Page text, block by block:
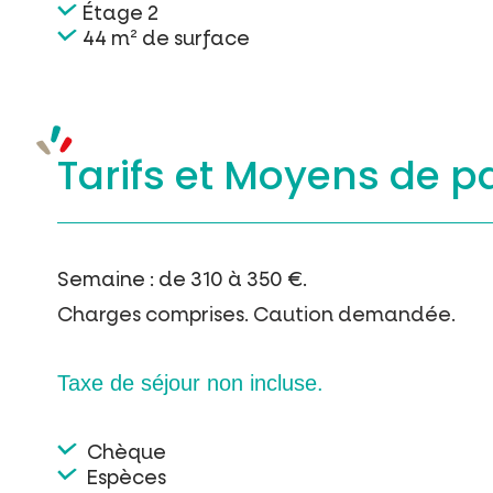
Étage 2
44 m² de surface
Tarifs et Moyens de
Semaine : de 310 à 350 €.
Charges comprises. Caution demandée.
Taxe de séjour non incluse.
Chèque
Espèces